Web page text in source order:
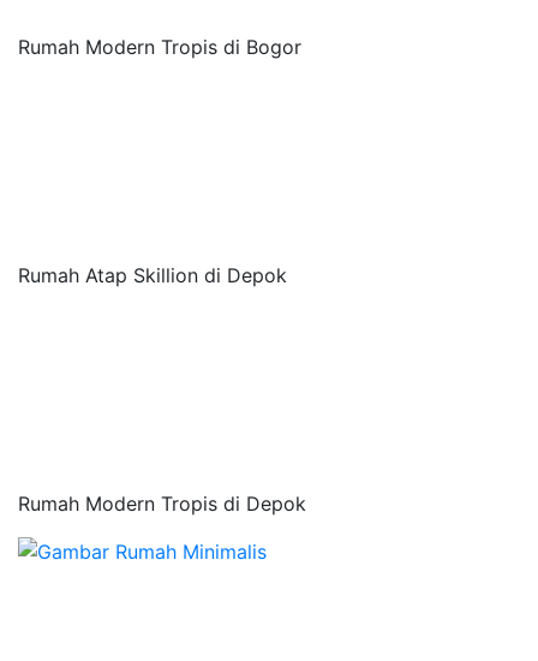
Rumah Modern Tropis di Bogor
Rumah Atap Skillion di Depok
Rumah Modern Tropis di Depok